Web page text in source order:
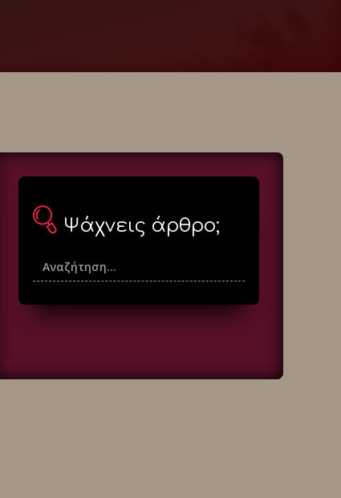
Ψάχνεις άρθρο;